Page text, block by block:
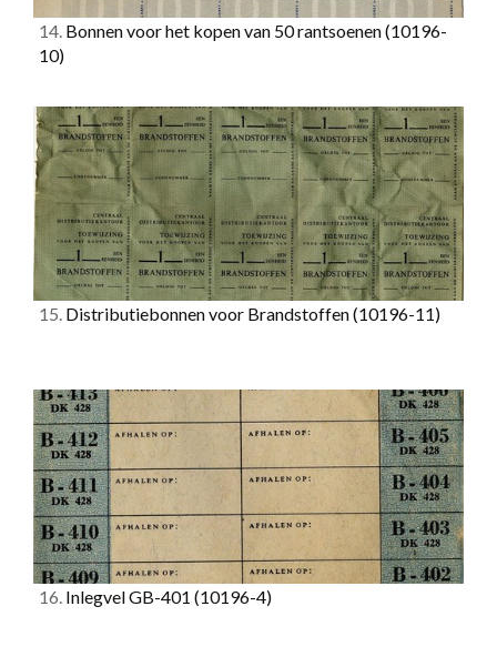
14. Bonnen voor het kopen van 50 rantsoenen(10196-
10)
15. Distributiebonnen voor Brandstoffen(10196-11)
16. Inlegvel GB-401 (10196-4)